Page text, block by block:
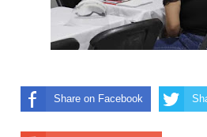
Share on Facebook